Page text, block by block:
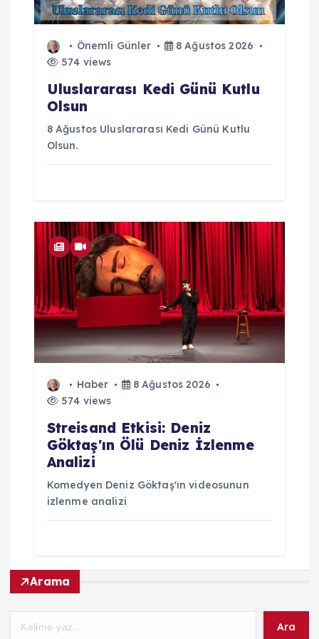
Önemli Günler
8 Ağustos 2026
574 views
Uluslararası Kedi Günü Kutlu
Olsun
8 Ağustos Uluslararası Kedi Günü Kutlu
Olsun.
Haber
8 Ağustos 2026
574 views
Streisand Etkisi: Deniz
Göktaş'ın Ölü Deniz İzlenme
Analizi
Komedyen Deniz Göktaş'ın videosunun
izlenme analizi
Arama
Ara